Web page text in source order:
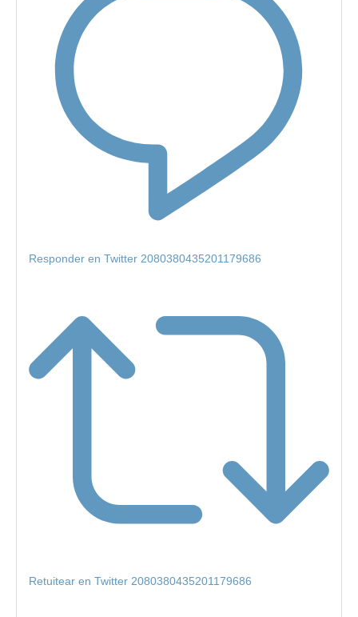
Responder en Twitter 2080380435201179686
Retuitear en Twitter 2080380435201179686